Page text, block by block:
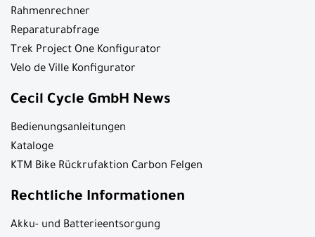
Rahmenrechner
Reparaturabfrage
Trek Project One Konfigurator
Velo de Ville Konfigurator
Cecil Cycle GmbH News
Bedienungsanleitungen
Kataloge
KTM Bike Rückrufaktion Carbon Felgen
Rechtliche Informationen
Akku- und Batterieentsorgung